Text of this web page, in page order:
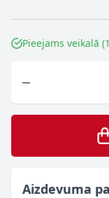
Pieejams veikalā
Aizdevuma